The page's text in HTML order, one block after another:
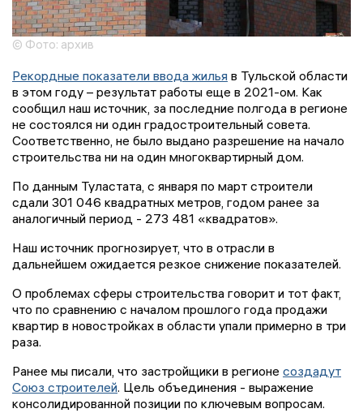
© Фото: архив
Рекордные показатели ввода жилья в Тульской области
в этом году – результат работы еще в 2021-ом. Как
сообщил наш источник, за последние полгода в регионе
не состоялся ни один градостроительный совета.
Соответственно, не было выдано разрешение на начало
строительства ни на один многоквартирный дом.
По данным Туластата, с января по март строители
сдали 301 046 квадратных метров, годом ранее за
аналогичный период - 273 481 «квадратов».
Наш источник прогнозирует, что в отрасли в
дальнейшем ожидается резкое снижение показателей.
О проблемах сферы строительства говорит и тот факт,
что по сравнению с началом прошлого года продажи
квартир в новостройках в области упали примерно в три
раза.
Ранее мы писали, что застройщики в регионе создадут
Союз строителей. Цель объединения - выражение
консолидированной позиции по ключевым вопросам.